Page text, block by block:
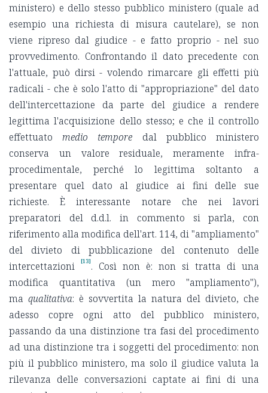
ministero) e dello stesso pubblico ministero (quale ad
esempio una richiesta di misura cautelare), se non
viene ripreso dal giudice - e fatto proprio - nel suo
provvedimento. Confrontando il dato precedente con
l'attuale, può dirsi - volendo rimarcare gli effetti più
radicali - che è solo l'atto di "appropriazione" del dato
dell'intercettazione da parte del giudice a rendere
legittima l'acquisizione dello stesso; e che il controllo
effettuatomedio tempore dal pubblico ministero
conserva un valore residuale, meramente infra-
procedimentale, perché lo legittima soltanto a
presentare quel dato al giudice ai fini delle sue
richieste. È interessante notare che nei lavori
preparatori del d.d.l. in commento si parla, con
riferimento alla modifica dell'art. 114, di "ampliamento"
del divieto di pubblicazione del contenuto delle
intercettazioni
[13]. Così non è: non si tratta di una
modifica quantitativa (un mero "ampliamento"),
ma qualitativa: è sovvertita la natura del divieto, che
adesso copre ogni atto del pubblico ministero,
passando da una distinzione tra fasi del procedimento
ad una distinzione tra i soggetti del procedimento: non
più il pubblico ministero, ma solo il giudice valuta la
rilevanza delle conversazioni captate ai fini di una